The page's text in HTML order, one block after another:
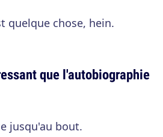
quelque chose, hein.
que l'autobiographie
jusqu'au bout.